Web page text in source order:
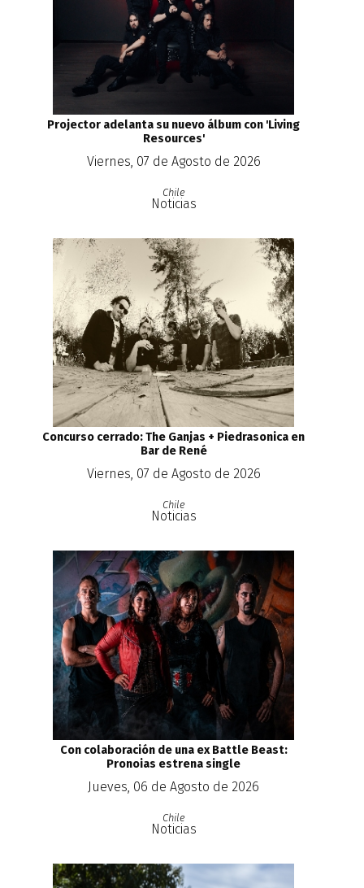
Projector adelanta su nuevo álbum con 'Living
Resources'
Viernes, 07 de Agosto de 2026
Chile
Noticias
Concurso cerrado: The Ganjas + Piedrasonica en
Bar de René
Viernes, 07 de Agosto de 2026
Chile
Noticias
Con colaboración de una ex Battle Beast:
Pronoias estrena single
Jueves, 06 de Agosto de 2026
Chile
Noticias